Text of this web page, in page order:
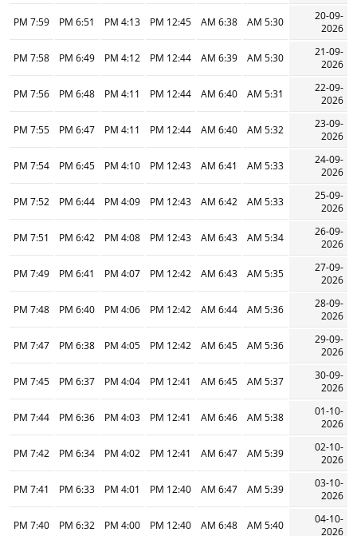
20-09-
2026
5:30 AM
6:38 AM
12:45 PM
4:13 PM
6:51 PM
7:59 PM
21-09-
2026
5:30 AM
6:39 AM
12:44 PM
4:12 PM
6:49 PM
7:58 PM
22-09-
2026
5:31 AM
6:40 AM
12:44 PM
4:11 PM
6:48 PM
7:56 PM
23-09-
2026
5:32 AM
6:40 AM
12:44 PM
4:11 PM
6:47 PM
7:55 PM
24-09-
2026
5:33 AM
6:41 AM
12:43 PM
4:10 PM
6:45 PM
7:54 PM
25-09-
2026
5:33 AM
6:42 AM
12:43 PM
4:09 PM
6:44 PM
7:52 PM
26-09-
2026
5:34 AM
6:43 AM
12:43 PM
4:08 PM
6:42 PM
7:51 PM
27-09-
2026
5:35 AM
6:43 AM
12:42 PM
4:07 PM
6:41 PM
7:49 PM
28-09-
2026
5:36 AM
6:44 AM
12:42 PM
4:06 PM
6:40 PM
7:48 PM
29-09-
2026
5:36 AM
6:45 AM
12:42 PM
4:05 PM
6:38 PM
7:47 PM
30-09-
2026
5:37 AM
6:45 AM
12:41 PM
4:04 PM
6:37 PM
7:45 PM
01-10-
2026
5:38 AM
6:46 AM
12:41 PM
4:03 PM
6:36 PM
7:44 PM
02-10-
2026
5:39 AM
6:47 AM
12:41 PM
4:02 PM
6:34 PM
7:42 PM
03-10-
2026
5:39 AM
6:47 AM
12:40 PM
4:01 PM
6:33 PM
7:41 PM
04-10-
2026
5:40 AM
6:48 AM
12:40 PM
4:00 PM
6:32 PM
7:40 PM